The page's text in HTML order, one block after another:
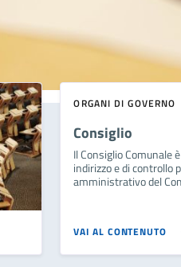
ORGANI DI GOVERNO
Consiglio
Il Consiglio Comunale
indirizzo e di controllo
amministrativo del
VAI AL CONTENUTO